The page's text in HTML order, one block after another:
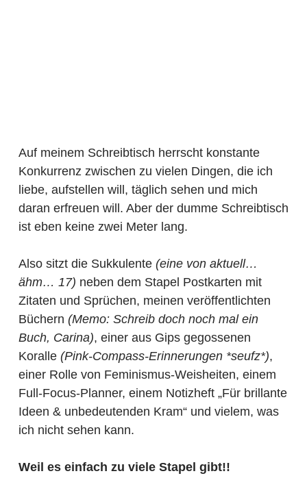
Auf meinem Schreibtisch herrscht konstante
Konkurrenz zwischen zu vielen Dingen, die ich
liebe, aufstellen will, täglich sehen und mich
daran erfreuen will. Aber der dumme Schreibtisch
ist eben keine zwei Meter lang.
Also sitzt die Sukkulente (eine von aktuell…
ähm… 17) neben dem Stapel Postkarten mit
Zitaten und Sprüchen, meinen veröffentlichten
Büchern (Memo: Schreib doch noch mal ein
Buch, Carina), einer aus Gips gegossenen
Koralle (Pink-Compass-Erinnerungen *seufz*),
einer Rolle von Feminismus-Weisheiten, einem
Full-Focus-Planner, einem Notizheft „Für brillante
Ideen & unbedeutenden Kram“ und vielem, was
ich nicht sehen kann.
Weil es einfach zu viele Stapel gibt!!